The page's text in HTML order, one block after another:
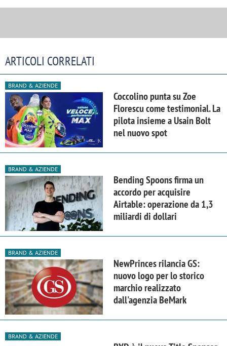
ARTICOLI CORRELATI
BRAND & AZIENDE
Coccolino punta su Zoe
Florescu come testimonial. La
pilota insieme a Usain Bolt
nel nuovo spot
BRAND & AZIENDE
Bending Spoons firma un
accordo per acquisire
Airtable: operazione da 1,3
miliardi di dollari
BRAND & AZIENDE
NewPrinces rilancia GS:
nuovo logo per lo storico
marchio realizzato
dall'agenzia BeMark
BRAND & AZIENDE